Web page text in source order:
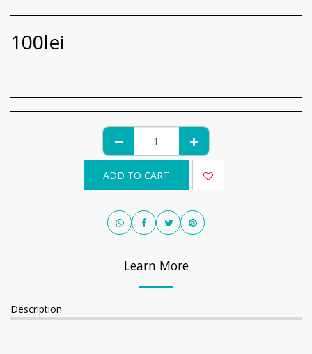
100lei
ADD TO CART
Learn More
Description